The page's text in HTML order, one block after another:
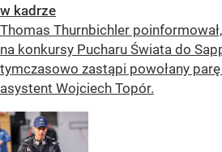
w kadrze
Thomas Thurnbichler
na konkursy Pucharu Świata do
tymczasowo zastąpi powołany
asystent Wojciech Topór.